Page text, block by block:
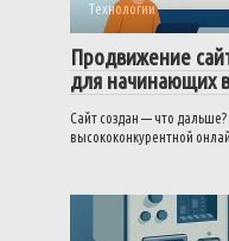
Технологии
Продвижение
для начинающих
Сайт создан — что
высококонкурентной